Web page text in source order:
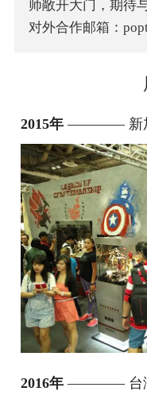
师敞开大门，期待
对外合作邮箱：
2015年 ———— 新加
2016年 ———— 台